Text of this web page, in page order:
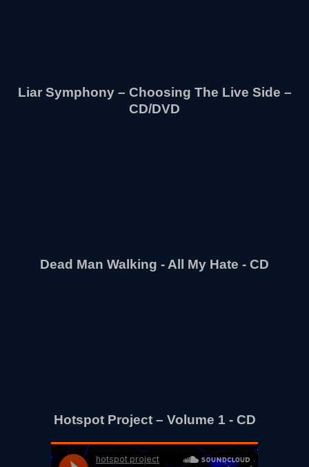
Liar Symphony – Choosing The Live Side –
CD/DVD
Dead Man Walking - All My Hate - CD
Hotspot Project – Volume 1 - CD